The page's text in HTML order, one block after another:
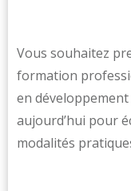
Vous souhaitez
formation
en
aujourd’hui pour
modalités